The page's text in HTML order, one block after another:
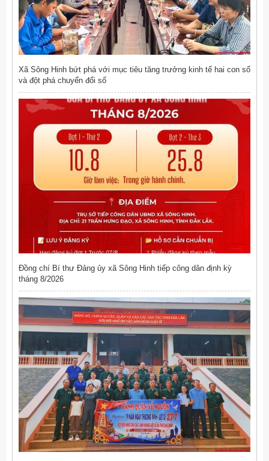
Xã Sông Hinh bứt phá với mục tiêu tăng trưởng kinh tế hai con số
và đột phá chuyển đổi số
Đồng chí Bí thư Đảng ủy xã Sông Hinh tiếp công dân định kỳ
tháng 8/2026